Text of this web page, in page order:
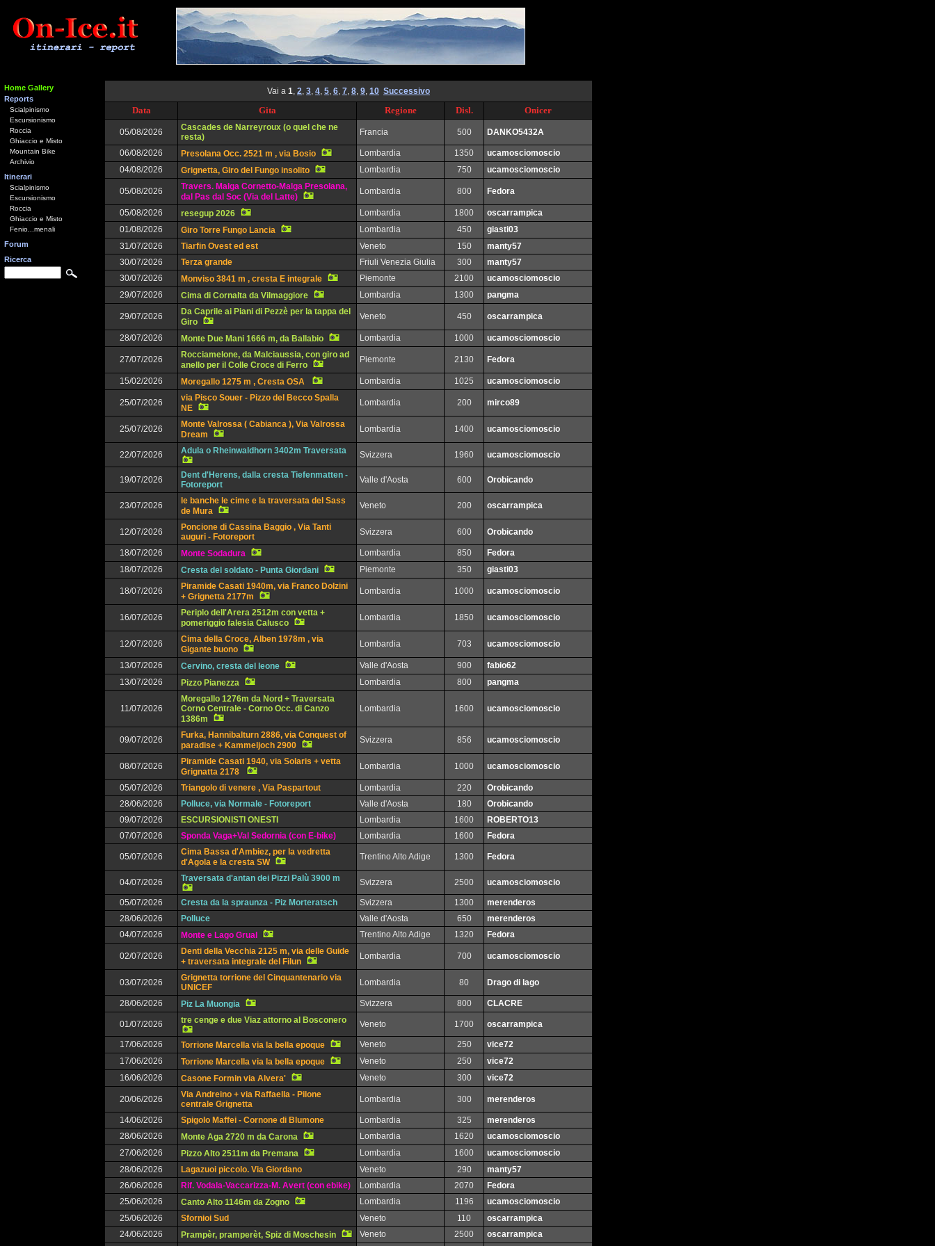
Home Gallery
Reports
Scialpinismo
Escursionismo
Roccia
Ghiaccio e Misto
Mountain Bike
Archivio
Itinerari
Scialpinismo
Escursionismo
Roccia
Ghiaccio e Misto
Fenio...menali
Forum
Ricerca
Vai a 1, 2, 3, 4, 5, 6, 7, 8, 9, 10 Successivo
Data Gita Regione Disl. Onicer
05/08/2026
Cascades de Narreyroux (o quel che ne
resta)
Francia 500 DANKO5432A
06/08/2026 Presolana Occ. 2521 m , via Bosio Lombardia 1350
ucamosciomoscio
04/08/2026
Grignetta, Giro del Fungo insolito Lombardia 750 ucamosciomoscio
05/08/2026
Travers. Malga Cornetto-Malga Presolana,
dal Pas dal Soc (Via del Latte)
Lombardia 800 Fedora
05/08/2026 resegup 2026 Lombardia 1800
oscarrampica
01/08/2026
Giro Torre Fungo Lancia Lombardia 450
giasti03
31/07/2026
Tiarfin Ovest ed est Veneto 150
manty57
30/07/2026
Terza grande Friuli Venezia Giulia 300
manty57
30/07/2026
Monviso 3841 m , cresta E integrale Piemonte 2100
ucamosciomoscio
29/07/2026
Cima di Cornalta da Vilmaggiore Lombardia 1300 pangma
29/07/2026
Da Caprile ai Piani di Pezzè per la tappa del
Giro
Veneto 450 oscarrampica
28/07/2026 Monte Due Mani 1666 m, da Ballabio Lombardia 1000 ucamosciomoscio
27/07/2026
Rocciamelone, da Malciaussia, con giro ad
anello per il Colle Croce di Ferro
Piemonte 2130 Fedora
15/02/2026 Moregallo 1275 m , Cresta OSA Lombardia 1025 ucamosciomoscio
25/07/2026
via Pisco Souer - Pizzo del Becco Spalla
NE
Lombardia 200 mirco89
25/07/2026
Monte Valrossa ( Cabianca ), Via Valrossa
Dream
Lombardia 1400 ucamosciomoscio
22/07/2026 Adula o Rheinwaldhorn 3402m Traversata Svizzera 1960 ucamosciomoscio
19/07/2026
Dent d'Herens, dalla cresta Tiefenmatten -
Fotoreport
Valle d'Aosta 600 Orobicando
23/07/2026
le banche le cime e la traversata del Sass
de Mura
Veneto 200 oscarrampica
12/07/2026
Poncione di Cassina Baggio , Via Tanti
auguri - Fotoreport
Svizzera 600 Orobicando
18/07/2026 Monte Sodadura Lombardia 850
Fedora
18/07/2026
Cresta del soldato - Punta Giordani Piemonte 350 giasti03
18/07/2026
Piramide Casati 1940m, via Franco Dolzini
+ Grignetta 2177m
Lombardia 1000 ucamosciomoscio
16/07/2026
Periplo dell'Arera 2512m con vetta +
pomeriggio falesia Calusco
Lombardia 1850 ucamosciomoscio
12/07/2026
Cima della Croce, Alben 1978m , via
Gigante buono
Lombardia 703 ucamosciomoscio
13/07/2026 Cervino, cresta del leone Valle d'Aosta 900
fabio62
13/07/2026
Pizzo Pianezza Lombardia 800 pangma
11/07/2026
Moregallo 1276m da Nord + Traversata
Corno Centrale - Corno Occ. di Canzo
1386m
Lombardia 1600 ucamosciomoscio
09/07/2026
Furka, Hannibalturn 2886, via Conquest of
paradise + Kammeljoch 2900
Svizzera 856 ucamosciomoscio
08/07/2026
Piramide Casati 1940, via Solaris + vetta
Grignatta 2178
Lombardia 1000 ucamosciomoscio
05/07/2026 Triangolo di venere , Via Paspartout Lombardia 220
Orobicando
28/06/2026
Polluce, via Normale - Fotoreport Valle d'Aosta 180
Orobicando
09/07/2026
ESCURSIONISTI ONESTI Lombardia 1600
ROBERTO13
07/07/2026
Sponda Vaga+Val Sedornia (con E-bike) Lombardia 1600 Fedora
05/07/2026
Cima Bassa d'Ambiez, per la vedretta
d'Agola e la cresta SW
Trentino Alto Adige 1300 Fedora
04/07/2026 Traversata d'antan dei Pizzi Palù 3900 m Svizzera 2500 ucamosciomoscio
05/07/2026 Cresta da la spraunza - Piz Morteratsch Svizzera 1300
merenderos
28/06/2026
Polluce Valle d'Aosta 650
merenderos
04/07/2026
Monte e Lago Grual Trentino Alto Adige 1320 Fedora
02/07/2026
Denti della Vecchia 2125 m, via delle Guide
+ traversata integrale del Filun
Lombardia 700 ucamosciomoscio
03/07/2026
Grignetta torrione del Cinquantenario via
UNICEF
Lombardia 80 Drago di lago
28/06/2026 Piz La Muongia Svizzera 800 CLACRE
01/07/2026 tre cenge e due Viaz attorno al Bosconero Veneto 1700 oscarrampica
17/06/2026 Torrione Marcella via la bella epoque Veneto 250
vice72
17/06/2026
Torrione Marcella via la bella epoque Veneto 250
vice72
16/06/2026
Casone Formin via Alvera' Veneto 300 vice72
20/06/2026
Via Andreino + via Raffaella - Pilone
centrale Grignetta
Lombardia 300 merenderos
14/06/2026 Spigolo Maffei - Cornone di Blumone Lombardia 325
merenderos
28/06/2026
Monte Aga 2720 m da Carona Lombardia 1620
ucamosciomoscio
27/06/2026
Pizzo Alto 2511m da Premana Lombardia 1600
ucamosciomoscio
28/06/2026
Lagazuoi piccolo. Via Giordano Veneto 290
manty57
26/06/2026
Rif. Vodala-Vaccarizza-M. Avert (con ebike) Lombardia 2070
Fedora
25/06/2026
Canto Alto 1146m da Zogno Lombardia 1196
ucamosciomoscio
25/06/2026
Sfornioi Sud Veneto 110
oscarrampica
24/06/2026
Prampèr, pramperèt, Spiz di Moschesin Veneto 2500 oscarrampica